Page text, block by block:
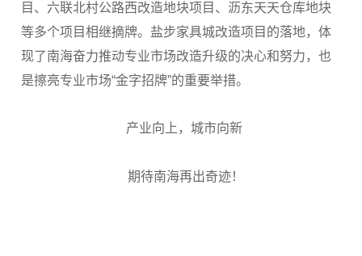
目、六联北村公路西改造地块项目、沥东天天仓库地块
等多个项目相继摘牌。盐步家具城改造项目的落地，体
现了南海奋力推动专业市场改造升级的决心和努力，也
是擦亮专业市场“金字招牌”的重要举措。
产业向上，城市向新
期待南海再出奇迹！